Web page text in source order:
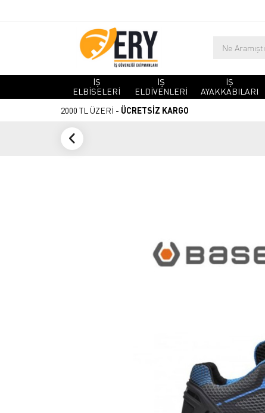
İŞ
ELBİSELERİ
İŞ
ELDİVENLERİ
İŞ
AYAKKABILARI
2000 TL ÜZERİ - ÜCRETSİZ KARGO